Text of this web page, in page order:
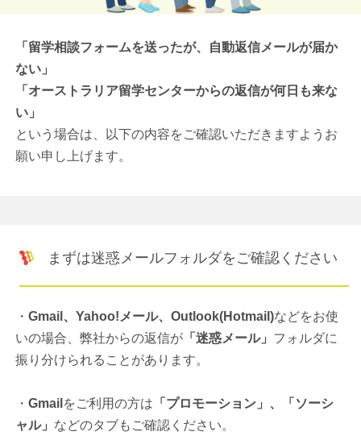
「留学相談フォームを送ったが、自動返信メールが届か
ない」
「オーストラリア留学センターからの返信が何日も来な
い」
という場合は、以下の内容をご確認いただきますようお
願い申し上げます。
まずは迷惑メールフォルダをご確認ください
・Gmail、Yahoo!メール、Outlook(Hotmail)などをお使
いの場合、弊社からの返信が 「迷惑メール」 フォルダに
振り分けられることがあります。
・Gmail をご利用の方は 「プロモーション」、「ソーシ
ャル」 などのタブもご確認ください。